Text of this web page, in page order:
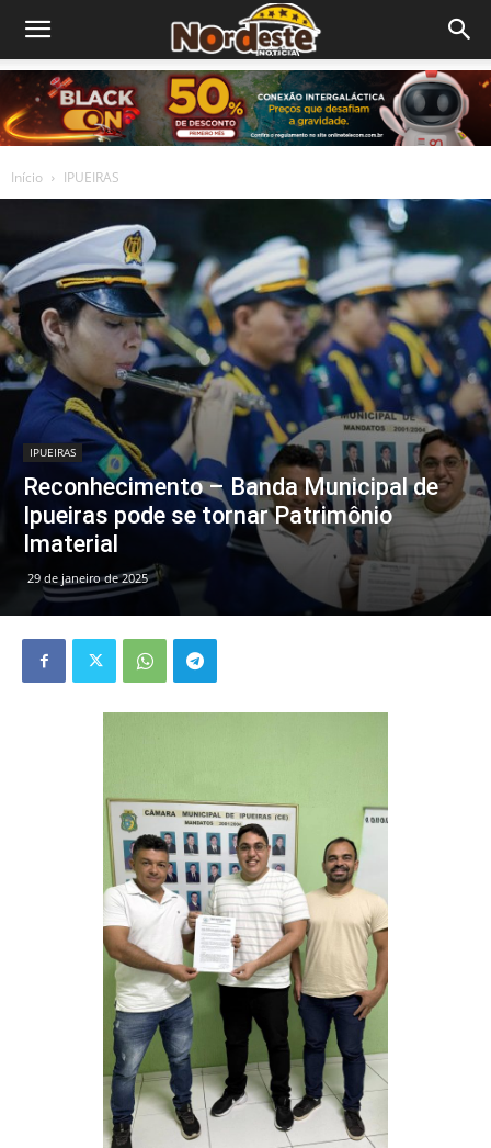
Início IPUEIRAS
IPUEIRAS
Reconhecimento – Banda Municipal de
Ipueiras pode se tornar Patrimônio
Imaterial
29 de janeiro de 2025